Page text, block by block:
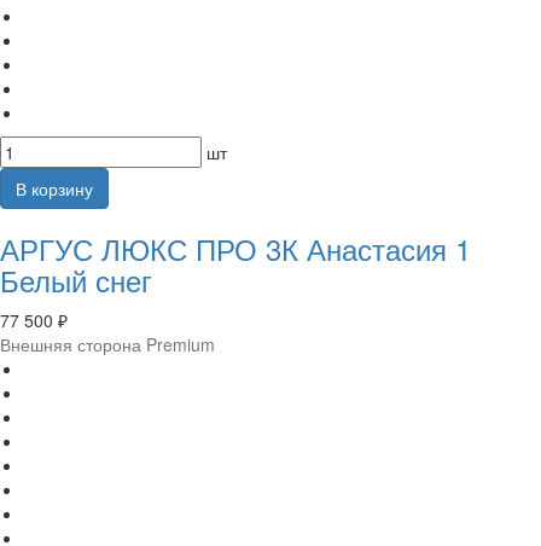
шт
В корзину
АРГУС ЛЮКС ПРО 3К Анастасия 1
Белый снег
77 500 ₽
Внешняя сторона Premium